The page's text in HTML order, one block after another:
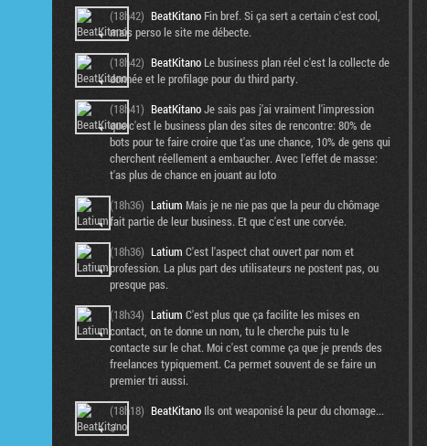
(18h42) BeatKitano Fin bref. Si ça sert a certain c'est cool,
mais perso le site me débecte.
(18h42) BeatKitano Le business plan réel c'est la collecte de
donnée et le profilage pour du third party.
(18h41) BeatKitanoJe sais pas j'ai vraiment l'impression
que c'est le business plan des sites de rencontre: 80% de
bots pour te faire croire que t'as une chance, 10% de gens qui
cherchent réellement a embaucher. Avec l'effet de masse:
t'as plus de chance en jouant au loto
(18h36) Latium Mais je ne nie pas que la peur du chômage
fait partie de leur business. Et que c'est une corvée.
(18h36) Latium C'est l'aspect chat ouvert par nom et
profession. La plus part des utilisateurs ne postent pas, ou
presque pas.
(18h34) Latium C'est plus que ça facilite les mises en
contact, on te donne un nom, tu le cherche puis tu le
contacte sur le chat. Moi c'est comme ça que je prends des
freelances typiquement. Ca permet souvent de se faire un
premier tri aussi.
(18h18) BeatKitano Ils ont weaponisé la peur du chomage...
:/